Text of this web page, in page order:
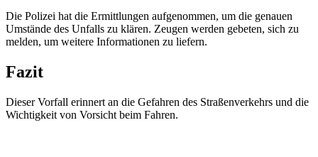
Die Polizei hat die Ermittlungen aufgenommen, um die genauen
Umstände des Unfalls zu klären. Zeugen werden gebeten, sich zu
melden, um weitere Informationen zu liefern.
Fazit
Dieser Vorfall erinnert an die Gefahren des Straßenverkehrs und die
Wichtigkeit von Vorsicht beim Fahren.